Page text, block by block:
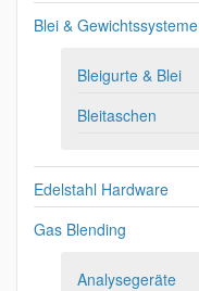
Blei & Gewichtssysteme
Bleigurte & Blei
Bleitaschen
Edelstahl Hardware
Gas Blending
Analysegeräte